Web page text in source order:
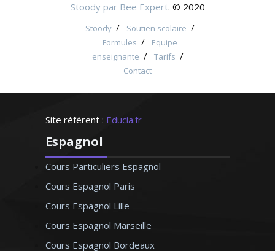
Stoody par Bee Expert. © 2020
Stoody / Soutien scolaire /
Formules /
Equipe
enseignante / Tarifs /
Contact
Site référent : Educia.fr
Espagnol
Cours Particuliers Espagnol
Cours Espagnol Paris
Cours Espagnol Lille
Cours Espagnol Marseille
Cours Espagnol Bordeaux